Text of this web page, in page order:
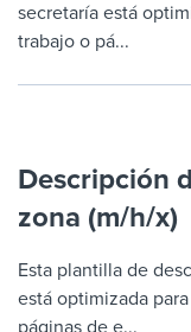
secretaría está
trabajo o pá...
Descripción
zona (m/h/x)
Esta plantilla de
está optimizada
páginas de e...